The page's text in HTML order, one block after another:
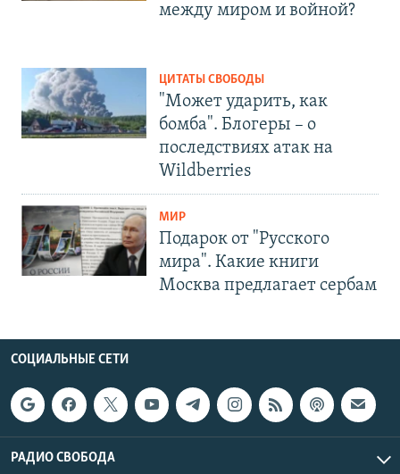
между миром и войной?
ЦИТАТЫ СВОБОДЫ
"Может ударить, как
бомба". Блогеры – о
последствиях атак на
Wildberries
МИР
Подарок от "Русского
мира". Какие книги
Москва предлагает сербам
СОЦИАЛЬНЫЕ СЕТИ
РАДИО СВОБОДА